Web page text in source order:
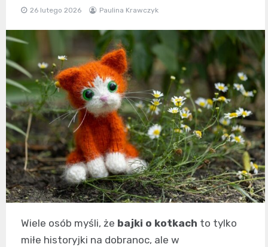
26 lutego 2026 Paulina Krawczyk
Wiele osób myśli, że bajki o kotkach to tylko
miłe historyjki na dobranoc, ale w